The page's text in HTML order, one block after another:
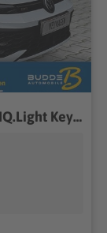
VW Golf 2.0 TSI DSG GTI BlackStyle IQ.Light Keyless